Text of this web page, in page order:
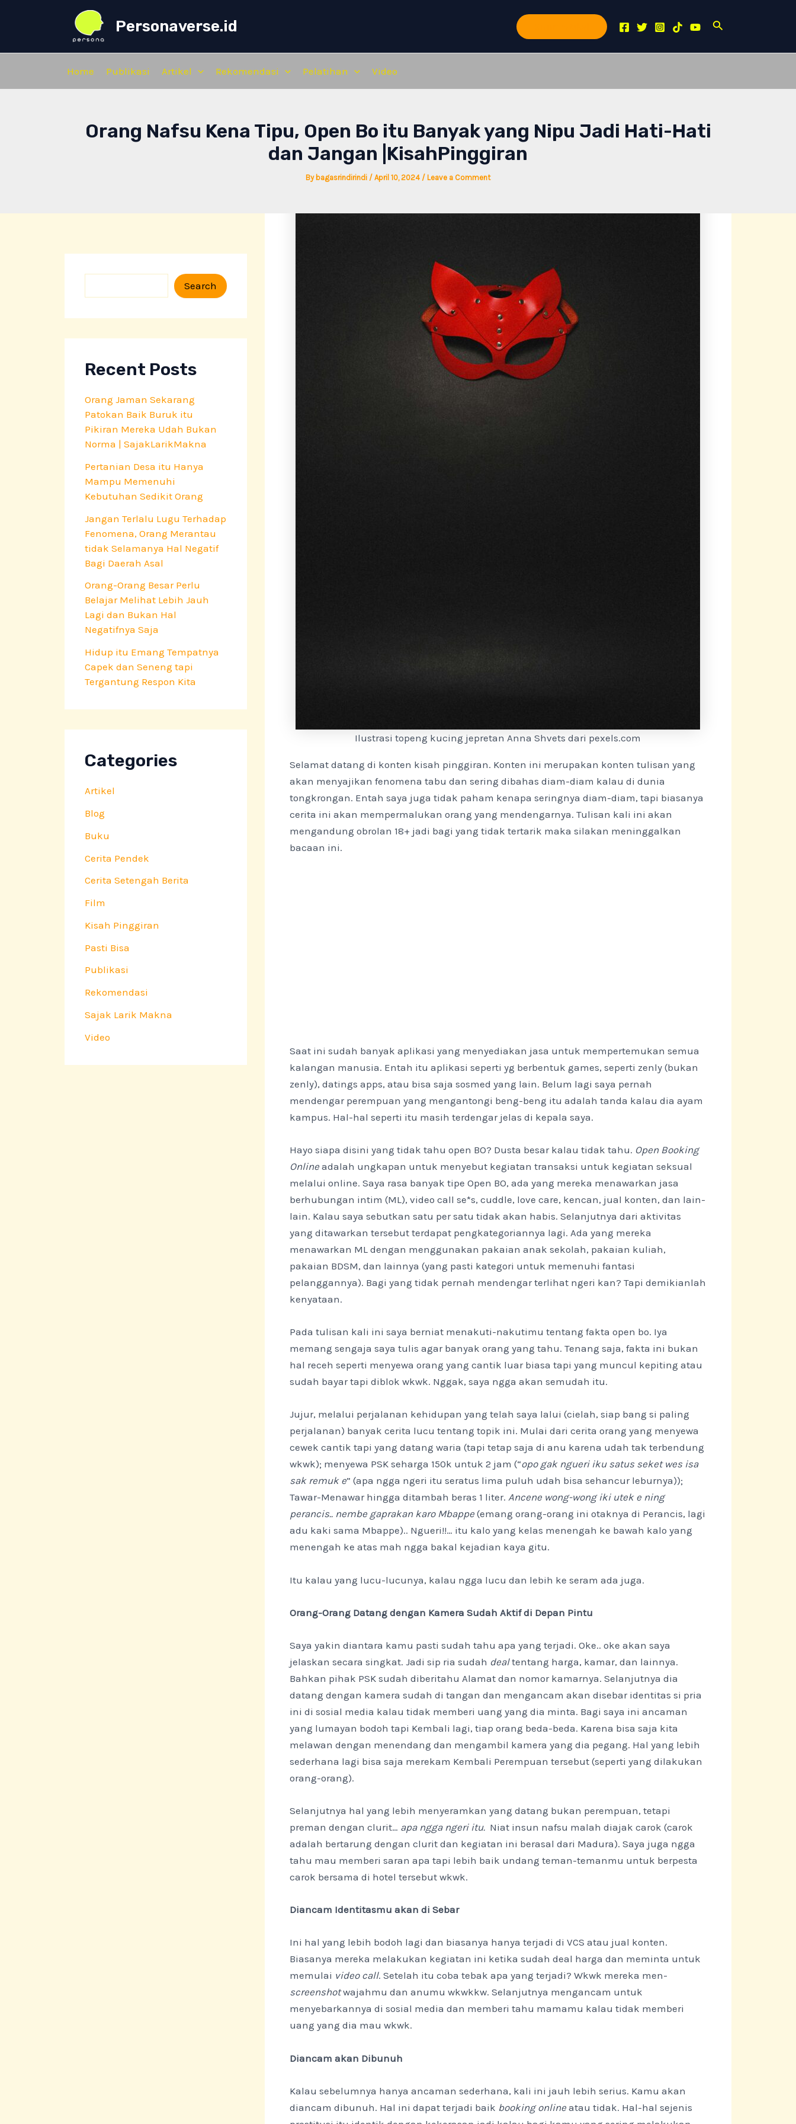
Personaverse.id Search
Home Publikasi Artikel Rekomendasi Pelatihan Video
Orang Nafsu Kena Tipu, Open Bo itu Banyak yang Nipu Jadi Hati-Hati
dan Jangan |KisahPinggiran
By bagasrindirindi / April 10, 2024 / Leave a Comment
h
Search
Recent Posts
Orang Jaman Sekarang
Patokan Baik Buruk itu
Pikiran Mereka Udah Bukan
Norma | SajakLarikMakna
Pertanian Desa itu Hanya
Mampu Memenuhi
Kebutuhan Sedikit Orang
Jangan Terlalu Lugu Terhadap
Fenomena, Orang Merantau
tidak Selamanya Hal Negatif
Bagi Daerah Asal
Orang-Orang Besar Perlu
Belajar Melihat Lebih Jauh
Lagi dan Bukan Hal
Negatifnya Saja
Hidup itu Emang Tempatnya
Capek dan Seneng tapi
Tergantung Respon Kita
Categories
Artikel
Blog
Buku
Cerita Pendek
Cerita Setengah Berita
Film
Kisah Pinggiran
Pasti Bisa
Publikasi
Rekomendasi
Sajak Larik Makna
Video
Ilustrasi topeng kucing jepretan Anna Shvets dari pexels.com
Selamat datang di konten kisah pinggiran. Konten ini merupakan konten tulisan yang
akan menyajikan fenomena tabu dan sering dibahas diam-diam kalau di dunia
tongkrongan. Entah saya juga tidak paham kenapa seringnya diam-diam, tapi biasanya
cerita ini akan mempermalukan orang yang mendengarnya. Tulisan kali ini akan
mengandung obrolan 18+ jadi bagi yang tidak tertarik maka silakan meninggalkan
bacaan ini.
Saat ini sudah banyak aplikasi yang menyediakan jasa untuk mempertemukan semua
kalangan manusia. Entah itu aplikasi seperti yg berbentuk games, seperti zenly (bukan
zenly), datings apps, atau bisa saja sosmed yang lain. Belum lagi saya pernah
mendengar perempuan yang mengantongi beng-beng itu adalah tanda kalau dia ayam
kampus. Hal-hal seperti itu masih terdengar jelas di kepala saya.
Hayo siapa disini yang tidak tahu open BO? Dusta besar kalau tidak tahu. Open Booking
Online adalah ungkapan untuk menyebut kegiatan transaksi untuk kegiatan seksual
melalui online. Saya rasa banyak tipe Open BO, ada yang mereka menawarkan jasa
berhubungan intim (ML), video call se*s, cuddle, love care, kencan, jual konten, dan lain-
lain. Kalau saya sebutkan satu per satu tidak akan habis. Selanjutnya dari aktivitas
yang ditawarkan tersebut terdapat pengkategoriannya lagi. Ada yang mereka
menawarkan ML dengan menggunakan pakaian anak sekolah, pakaian kuliah,
pakaian BDSM, dan lainnya (yang pasti kategori untuk memenuhi fantasi
pelanggannya). Bagi yang tidak pernah mendengar terlihat ngeri kan? Tapi demikianlah
kenyataan.
Pada tulisan kali ini saya berniat menakuti-nakutimu tentang fakta open bo. Iya
memang sengaja saya tulis agar banyak orang yang tahu. Tenang saja, fakta ini bukan
hal receh seperti menyewa orang yang cantik luar biasa tapi yang muncul kepiting atau
sudah bayar tapi diblok wkwk. Nggak, saya ngga akan semudah itu.
Jujur, melalui perjalanan kehidupan yang telah saya lalui (cielah, siap bang si paling
perjalanan) banyak cerita lucu tentang topik ini. Mulai dari cerita orang yang menyewa
cewek cantik tapi yang datang waria (tapi tetap saja di anu karena udah tak terbendung
wkwk); menyewa PSK seharga 150k untuk 2 jam (“opo gak ngueri iku satus seket wes isa
sak remuk e” (apa ngga ngeri itu seratus lima puluh udah bisa sehancur leburnya));
Tawar-Menawar hingga ditambah beras 1 liter.Ancene wong-wong iki utek e ning
perancis.. nembe gaprakan karo Mbappe (emang orang-orang ini otaknya di Perancis, lagi
adu kaki sama Mbappe).. Ngueri!!… itu kalo yang kelas menengah ke bawah kalo yang
menengah ke atas mah ngga bakal kejadian kaya gitu.
Itu kalau yang lucu-lucunya, kalau ngga lucu dan lebih ke seram ada juga.
Orang-Orang Datang dengan Kamera Sudah Aktif di Depan Pintu
Saya yakin diantara kamu pasti sudah tahu apa yang terjadi. Oke.. oke akan saya
jelaskan secara singkat. Jadi sip ria sudah dealtentang harga, kamar, dan lainnya.
Bahkan pihak PSK sudah diberitahu Alamat dan nomor kamarnya. Selanjutnya dia
datang dengan kamera sudah di tangan dan mengancam akan disebar identitas si pria
ini di sosial media kalau tidak memberi uang yang dia minta. Bagi saya ini ancaman
yang lumayan bodoh tapi Kembali lagi, tiap orang beda-beda. Karena bisa saja kita
melawan dengan menendang dan mengambil kamera yang dia pegang. Hal yang lebih
sederhana lagi bisa saja merekam Kembali Perempuan tersebut (seperti yang dilakukan
orang-orang).
Selanjutnya hal yang lebih menyeramkan yang datang bukan perempuan, tetapi
preman dengan clurit… apa ngga ngeri itu. Niat insun nafsu malah diajak carok (carok
adalah bertarung dengan clurit dan kegiatan ini berasal dari Madura). Saya juga ngga
tahu mau memberi saran apa tapi lebih baik undang teman-temanmu untuk berpesta
carok bersama di hotel tersebut wkwk.
Diancam Identitasmu akan di Sebar
Ini hal yang lebih bodoh lagi dan biasanya hanya terjadi di VCS atau jual konten.
Biasanya mereka melakukan kegiatan ini ketika sudah deal harga dan meminta untuk
memulai video call. Setelah itu coba tebak apa yang terjadi? Wkwk mereka men-
screenshotwajahmu dan anumu wkwkkw. Selanjutnya mengancam untuk
menyebarkannya di sosial media dan memberi tahu mamamu kalau tidak memberi
uang yang dia mau wkwk.
Diancam akan Dibunuh
Kalau sebelumnya hanya ancaman sederhana, kali ini jauh lebih serius. Kamu akan
diancam dibunuh. Hal ini dapat terjadi baik booking online atau tidak. Hal-hal sejenis